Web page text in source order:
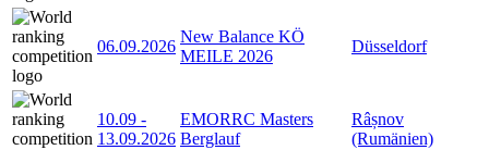
06.09.2026
New Balance KÖ
MEILE 2026
Düsseldorf
10.09 -
13.09.2026
EMORRC Masters
Berglauf
Râșnov
(Rumänien)